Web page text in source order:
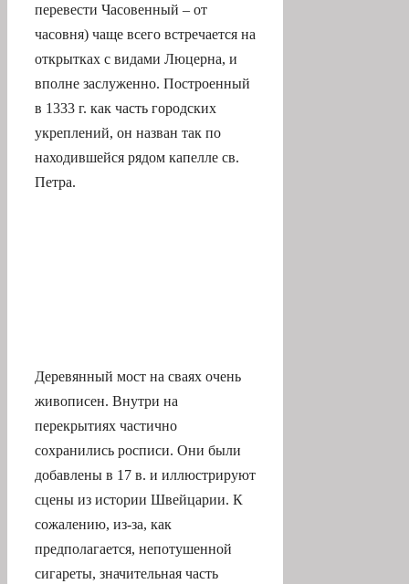
перевести Часовенный – от
часовня) чаще всего встречается на
открытках с видами Люцерна, и
вполне заслуженно. Построенный
в 1333 г. как часть городских
укреплений, он назван так по
находившейся рядом капелле св.
Петра.
Деревянный мост на сваях очень
живописен. Внутри на
перекрытиях частично
сохранились росписи. Они были
добавлены в 17 в. и иллюстрируют
сцены из истории Швейцарии. К
сожалению, из-за, как
предполагается, непотушенной
сигареты, значительная часть